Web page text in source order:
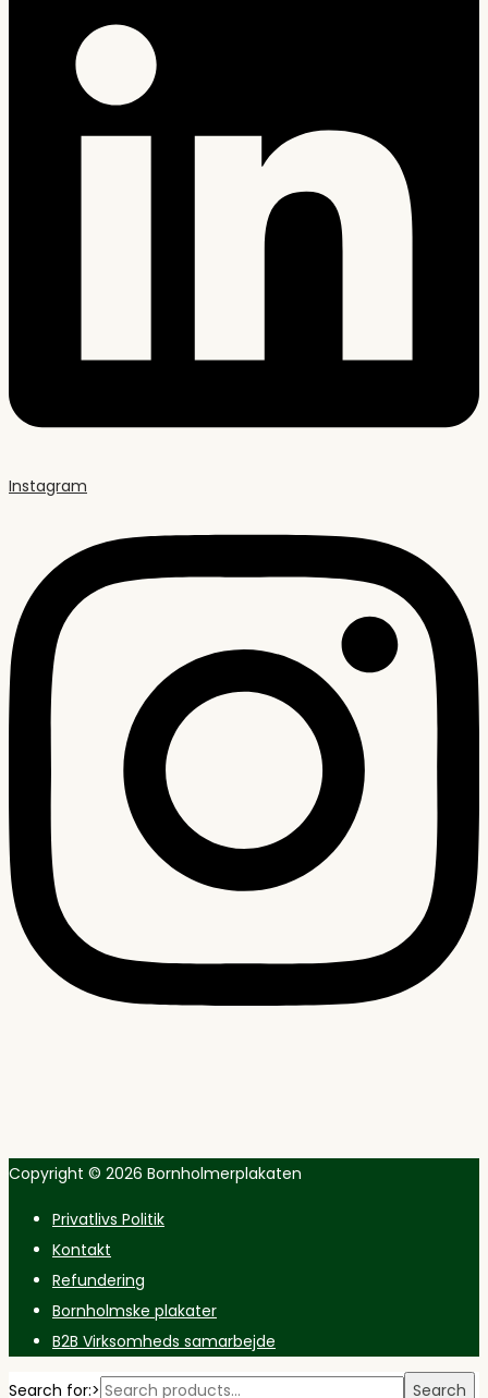
Instagram
Copyright © 2026 Bornholmerplakaten
Privatlivs Politik
Kontakt
Refundering
Bornholmske plakater
B2B Virksomheds samarbejde
Search for:> Search